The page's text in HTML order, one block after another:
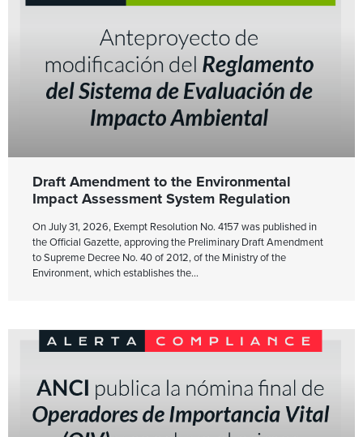
Draft Amendment to the Environmental
Impact Assessment System Regulation
On July 31, 2026, Exempt Resolution No. 4157 was published in
the Official Gazette, approving the Preliminary Draft Amendment
to Supreme Decree No. 40 of 2012, of the Ministry of the
Environment, which establishes the